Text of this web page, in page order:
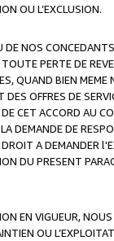
OU L’EXCLUSION.
NOS
PERTE DE
QUAND BIEN
OFFRES DE
CET ACCORD AU
DEMANDE DE
A DEMANDER
DU PRESENT
EN VIGUEUR,
OU